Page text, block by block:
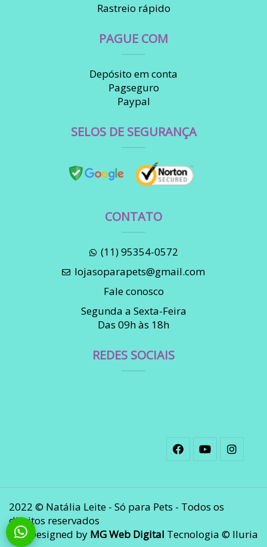
Rastreio rápido
PAGUE COM
Depósito em conta
Pagseguro
Paypal
SELOS DE SEGURANÇA
CONTATO
(11) 95354-0572
lojasoparapets@gmail.com
Fale conosco
Segunda a Sexta-Feira
Das 09h às 18h
REDES SOCIAIS
2022 © Natália Leite - Só para Pets - Todos os
direitos reservados
Designed by MG Web Digital Tecnologia © Iluria